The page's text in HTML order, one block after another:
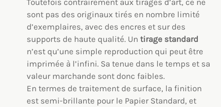
sont pas des originaux tirés en nombre limité
d’exemplaires, avec des encres et sur des
supports de haute qualité. Un tirage standard
n’est qu’une simple reproduction qui peut être
imprimée à l’infini. Sa tenue dans le temps et sa
valeur marchande sont donc faibles.
En termes de traitement de surface, la finition
est semi-brillante pour le Papier Standard, et